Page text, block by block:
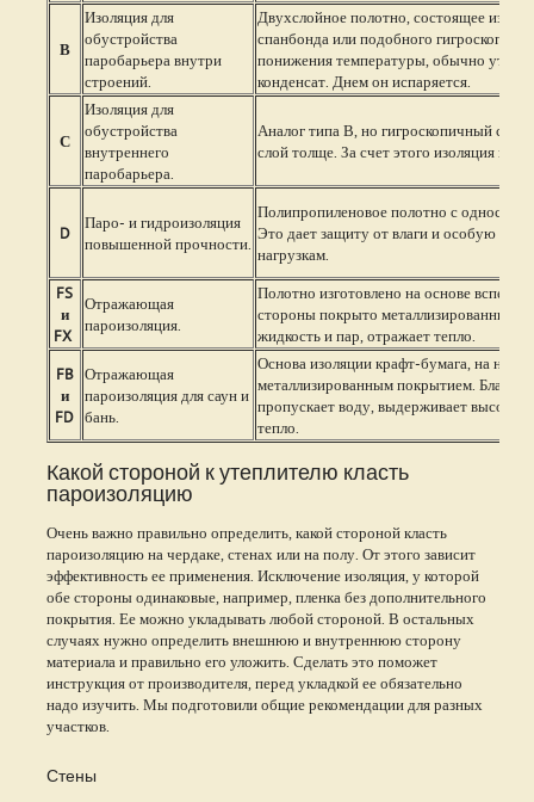
В
Изоляция для
обустройства
паробарьера внутри
строений.
Двухслойное полотно, состоящее из
спанбонда или подобного
понижения температуры, обычно утром,
конденсат. Днем он испаряется.
С
Изоляция для
обустройства
внутреннего
паробарьера.
Аналог типа В, но гигроскопичный
слой толще. За счет этого изоляция
D
Паро- и гидроизоляция
повышенной прочности.
Полипропиленовое полотно с
Это дает защиту от влаги и особую
нагрузкам.
FS
и
FX
Отражающая
пароизоляция.
Полотно изготовлено на основе
стороны покрыто металлизированным
жидкость и пар, отражает тепло.
FB
и
FD
Отражающая
пароизоляция для саун и
бань.
Основа изоляции крафт-бумага, на нее
металлизированным покрытием.
пропускает воду, выдерживает высокие
тепло.
Какой стороной к утеплителю класть
пароизоляцию
Очень важно правильно определить, какой стороной класть
пароизоляцию на чердаке, стенах или на полу. От этого зависит
эффективность ее применения. Исключение изоляция, у которой
обе стороны одинаковые, например, пленка без дополнительного
покрытия. Ее можно укладывать любой стороной. В остальных
случаях нужно определить внешнюю и внутреннюю сторону
материала и правильно его уложить. Сделать это поможет
инструкция от производителя, перед укладкой ее обязательно
надо изучить. Мы подготовили общие рекомендации для разных
участков.
Стены